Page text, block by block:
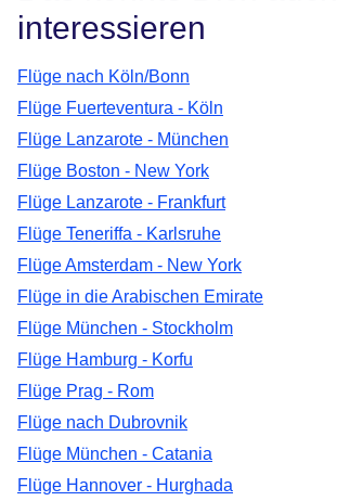
interessieren
Flüge nach Köln/Bonn
Flüge Fuerteventura - Köln
Flüge Lanzarote - München
Flüge Boston - New York
Flüge Lanzarote - Frankfurt
Flüge Teneriffa - Karlsruhe
Flüge Amsterdam - New York
Flüge in die Arabischen Emirate
Flüge München - Stockholm
Flüge Hamburg - Korfu
Flüge Prag - Rom
Flüge nach Dubrovnik
Flüge München - Catania
Flüge Hannover - Hurghada